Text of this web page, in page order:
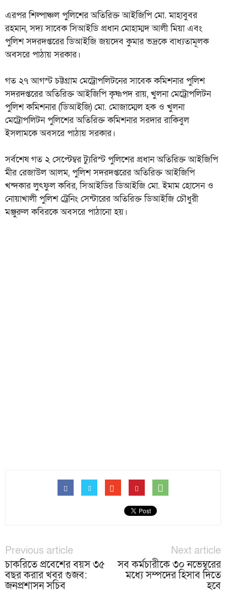
এরপর শিল্পাঞ্চল পুলিশের অতিরিক্ত আইজিপি মো. মাহাবুবর
রহমান, সদ্য সাবেক সিআইডি প্রধান মোহাম্মদ আলী মিয়া এবং
পুলিশ সদরদপ্তরের ডিআইজি জয়দেব কুমার ভদ্রকে বাধ্যতামূলক
অবসরে পাঠায় সরকার।
গত ২৭ আগস্ট চট্টগ্রাম মেট্রোপলিটনের সাবেক কমিশনার পুলিশ
সদরদপ্তরের অতিরিক্ত আইজিপি কৃষ্ণপদ রায়, খুলনা মেট্রোপলিটন
পুলিশ কমিশনার (ডিআইজি) মো. মোজাম্মেল হক ও খুলনা
মেট্রোপলিটন পুলিশের অতিরিক্ত কমিশনার সরদার রাকিবুল
ইসলামকে অবসরে পাঠায় সরকার।
সর্বশেষ গত ২ সেপ্টেম্বর ট্যুরিস্ট পুলিশের প্রধান অতিরিক্ত আইজিপি
মীর রেজাউল আলম, পুলিশ সদরদপ্তরের অতিরিক্ত আইজিপি
খন্দকার লুৎফুল কবির, সিআইডির ডিআইজি মো. ইমাম হোসেন ও
নোয়াখালী পুলিশ ট্রেনিং সেন্টারের অতিরিক্ত ডিআইজি চৌধুরী
মঞ্জুরুল কবিরকে অবসরে পাঠানো হয়।
Previous article
চাকরিতে প্রবেশের বয়স ৩৫
বছর করার খবর গুজব:
জনপ্রশাসন সচিব
Next article
সব কর্মচারীকে ৩০ নভেম্বরের
মধ্যে সম্পদের হিসাব দিতে
হবে